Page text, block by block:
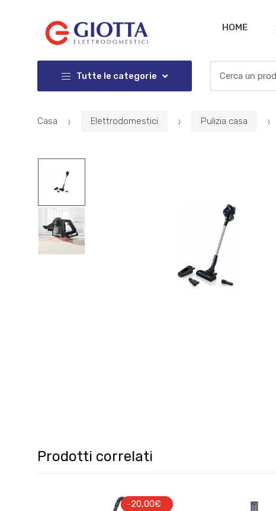
navigazione
contenuto
HOME
Tutte le categorie
Casa Elettrodomestici Pulizia casa
Prodotti correlati
-20,00€